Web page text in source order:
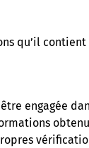
qu’il
engagée